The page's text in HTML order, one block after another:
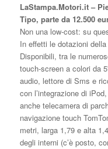
LaStampa.Motori.it –
Tipo, parte da 12.500
Non una low-cost: su
In effetti le dotazioni
Disponibili, tra le
touch-screen a colori da
audio, lettore di Sms e
con l’integrazione di
anche telecamera di
navigazione touch
metri, larga 1,79 e alta
degli interni (c’è posto,